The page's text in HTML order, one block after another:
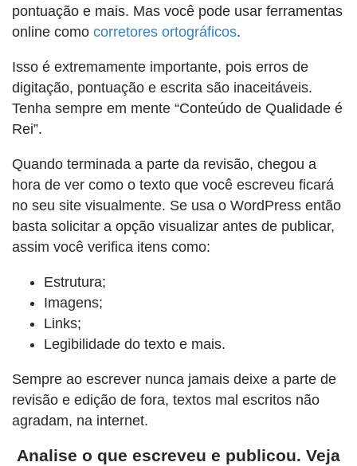
pontuação e mais. Mas você pode usar ferramentas
online como corretores ortográficos.
Isso é extremamente importante, pois erros de
digitação, pontuação e escrita são inaceitáveis.
Tenha sempre em mente “Conteúdo de Qualidade é
Rei”.
Quando terminada a parte da revisão, chegou a
hora de ver como o texto que você escreveu ficará
no seu site visualmente. Se usa o WordPress então
basta solicitar a opção visualizar antes de publicar,
assim você verifica itens como:
Estrutura;
Imagens;
Links;
Legibilidade do texto e mais.
Sempre ao escrever nunca jamais deixe a parte de
revisão e edição de fora, textos mal escritos não
agradam, na internet.
Analise o que escreveu e publicou. Veja